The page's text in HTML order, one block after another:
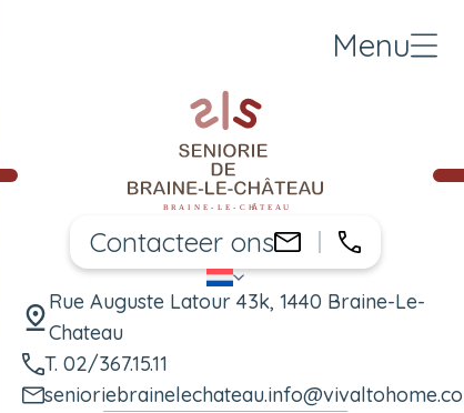
Menu
Contacteer ons
02/
NL Taal wijzigen
Rue Auguste Latour 43k, 1440 Braine-Le-
Chateau
T. 02/367.15.11